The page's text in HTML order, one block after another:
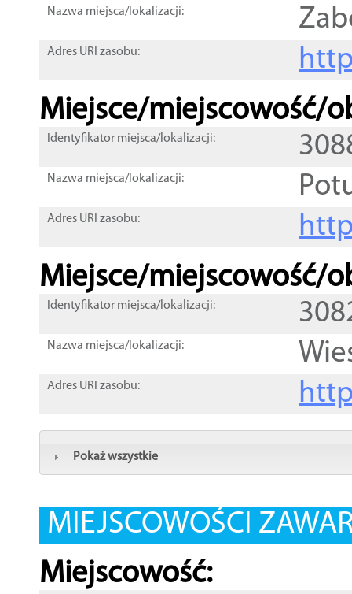
Nazwa miejsca/lokalizacji:
Adres URI zasobu:
Miejsce/miejscowość/
Identyfikator miejsca/lokalizacji:
Nazwa miejsca/lokalizacji:
Adres URI zasobu:
Miejsce/miejscowość/
Identyfikator miejsca/lokalizacji:
Nazwa miejsca/lokalizacji:
Adres URI zasobu:
Pokaż wszystkie
MIEJSCOWOŚCI
Miejscowość: